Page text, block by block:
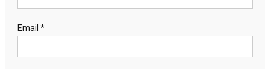
Email *